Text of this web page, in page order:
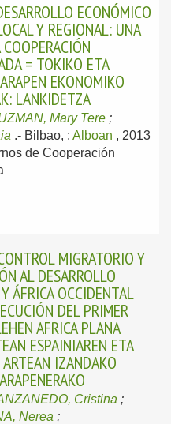
ECONÓMICO
Y REGIONAL: UNA
= TOKIKO ETA
EKONOMIKO
LANKIDETZA
Mary Tere ;
.- Bilbao, : Alboan , 2013
de Cooperación
MIGRATORIO Y
AL DESARROLLO
ÁFRICA OCCIDENTAL
DEL PRIMER
AFRICA PLANA
ESPAINIAREN ETA
IZANDAKO
Cristina ;
Nerea ;